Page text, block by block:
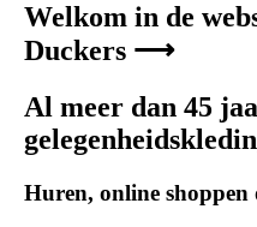
Welkom in de
Duckers ⟶
Al meer dan 45
Huren, online shoppen